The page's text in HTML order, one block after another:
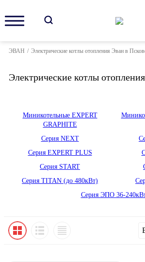
ЭВАН / Электрические котлы отопления Эван в
Электрические котлы
Миникотельные EXPERT
GRAPHITE
Серия NEXT
Серия EXPERT PLUS
Серия START
Серия TITAN (до 480кВт)
Серия ЭПО 36-